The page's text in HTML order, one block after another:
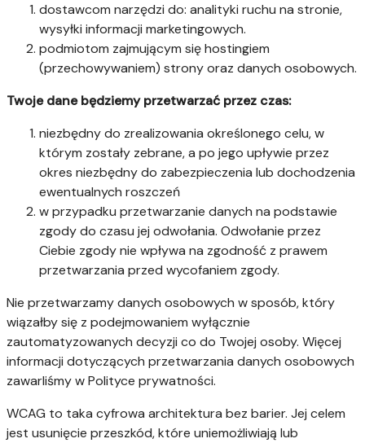
dostawcom narzędzi do: analityki ruchu na stronie,
wysyłki informacji marketingowych.
podmiotom zajmującym się hostingiem
(przechowywaniem) strony oraz danych osobowych.
Twoje dane będziemy przetwarzać przez czas:
niezbędny do zrealizowania określonego celu, w
którym zostały zebrane, a po jego upływie przez
okres niezbędny do zabezpieczenia lub dochodzenia
ewentualnych roszczeń
w przypadku przetwarzanie danych na podstawie
zgody do czasu jej odwołania. Odwołanie przez
Ciebie zgody nie wpływa na zgodność z prawem
przetwarzania przed wycofaniem zgody.
Nie przetwarzamy danych osobowych w sposób, który
wiązałby się z podejmowaniem wyłącznie
zautomatyzowanych decyzji co do Twojej osoby. Więcej
informacji dotyczących przetwarzania danych osobowych
zawarliśmy w Polityce prywatności.
WCAG to taka cyfrowa architektura bez barier. Jej celem
jest usunięcie przeszkód, które uniemożliwiają lub